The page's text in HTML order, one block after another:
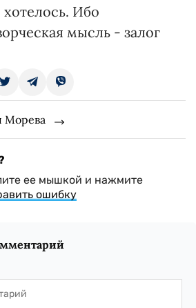
Ибо
мысль - залог
Морева
ее мышкой и нажмите
ошибку